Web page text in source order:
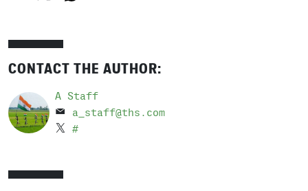
CONTACT THE AUTHOR:
A Staff
a_staff@ths.com
#